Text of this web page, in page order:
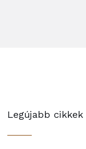
Legújabb cikkek